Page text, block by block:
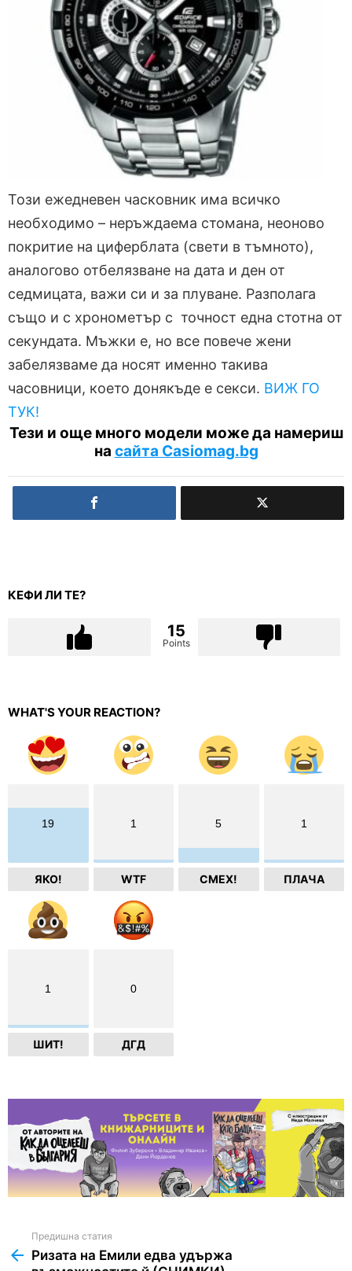
Този ежедневен часковник има всичко
необходимо – неръждаема стомана, неоново
покритие на циферблата (свети в тъмното),
аналогово отбелязване на дата и ден от
седмицата, важи си и за плуване. Разполага
също и с хронометър с точност една стотна от
секундата. Мъжки е, но все повече жени
забелязваме да носят именно такива
часовници, което донякъде е секси. ВИЖ ГО
ТУК!
Тези и още много модели може да намериш
на сайта Casiomag.bg
КЕФИ ЛИ ТЕ?
15
Points
WHAT'S YOUR REACTION?
19
ЯКО!
1
WTF
5
СМЕХ!
1
ПЛАЧА
1
ШИТ!
0
ДГД
more
Предишна статия
Ризата на Емили едва удържа